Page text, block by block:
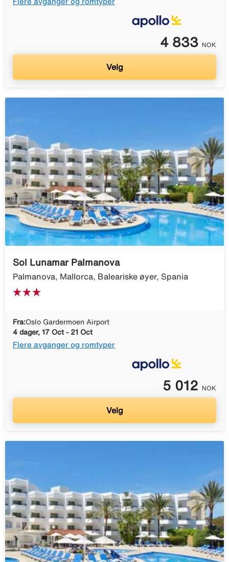
4 833 NOK
Velg
Sol Lunamar Palmanova
Palmanova, Mallorca, Baleariske øyer, Spania
Fra:Oslo Gardermoen Airport
4 dager, 17 Oct - 21 Oct
Flere avganger og romtyper
5 012 NOK
Velg